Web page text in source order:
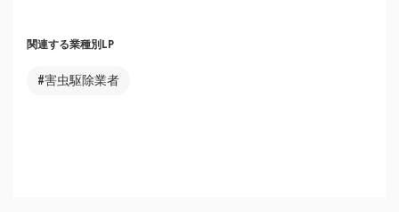
関連する業種別LP
#害虫駆除業者